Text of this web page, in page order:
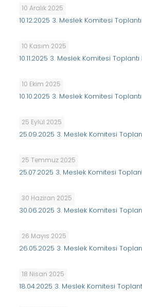
10 Aralık 2025
10.12.2025 3. Meslek Komitesi
10 Kasım 2025
10.11.2025 3. Meslek Komitesi
10 Ekim 2025
10.10.2025 3. Meslek Komitesi
25 Eylül 2025
25.09.2025 3. Meslek Komitesi
25 Temmuz 2025
25.07.2025 3. Meslek Komitesi
30 Haziran 2025
30.06.2025 3. Meslek Komitesi
26 Mayıs 2025
26.05.2025 3. Meslek Komitesi
18 Nisan 2025
18.04.2025 3. Meslek Komitesi